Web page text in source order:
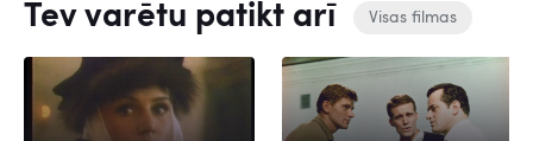
Tev varētu patikt arī Visas filmas